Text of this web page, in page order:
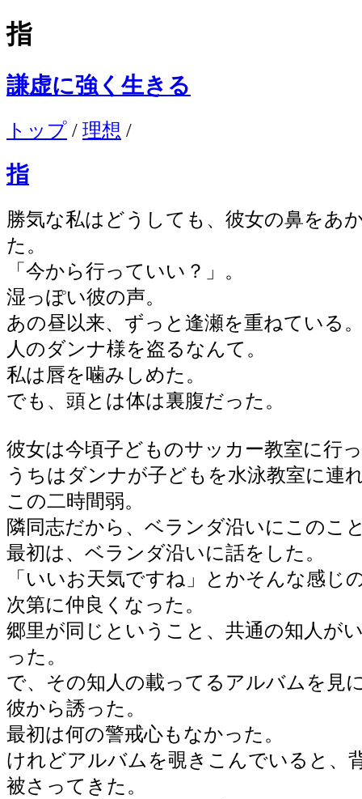
指
謙虚に強く生きる
トップ / 理想 /
指
勝気な私はどうしても、彼女の鼻をあ
た。
「今から行っていい？」。
湿っぽい彼の声。
あの昼以来、ずっと逢瀬を重ねている
人のダンナ様を盗るなんて。
私は唇を噛みしめた。
でも、頭とは体は裏腹だった。
彼女は今頃子どものサッカー教室に行
うちはダンナが子どもを水泳教室に連
この二時間弱。
隣同志だから、ベランダ沿いにこのこ
最初は、ベランダ沿いに話をした。
「いいお天気ですね」とかそんな感じ
次第に仲良くなった。
郷里が同じということ、共通の知人が
った。
で、その知人の載ってるアルバムを見
彼から誘った。
最初は何の警戒心もなかった。
けれどアルバムを覗きこんでいると、
被さってきた。